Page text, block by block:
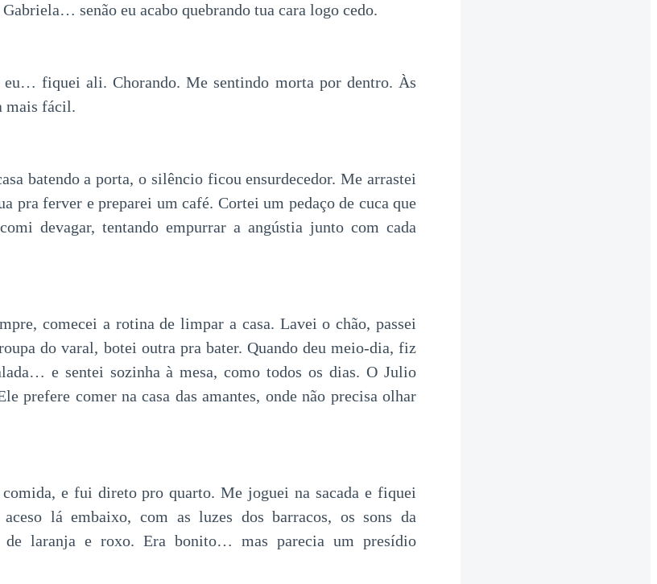
senão eu acabo quebrando tua cara logo cedo.
eu… fiquei ali. Chorando. Me sentindo morta por dentro. Às
mais fácil.
batendo a porta, o silêncio ficou ensurdecedor. Me arrastei
pra ferver e preparei um café. Cortei um pedaço de cuca que
devagar, tentando empurrar a angústia junto com cada
comecei a rotina de limpar a casa. Lavei o chão, passei
do varal, botei outra pra bater. Quando deu meio-dia, fiz
e sentei sozinha à mesa, como todos os dias. O Julio
prefere comer na casa das amantes, onde não precisa olhar
e fui direto pro quarto. Me joguei na sacada e fiquei
lá embaixo, com as luzes dos barracos, os sons da
de laranja e roxo. Era bonito… mas parecia um presídio